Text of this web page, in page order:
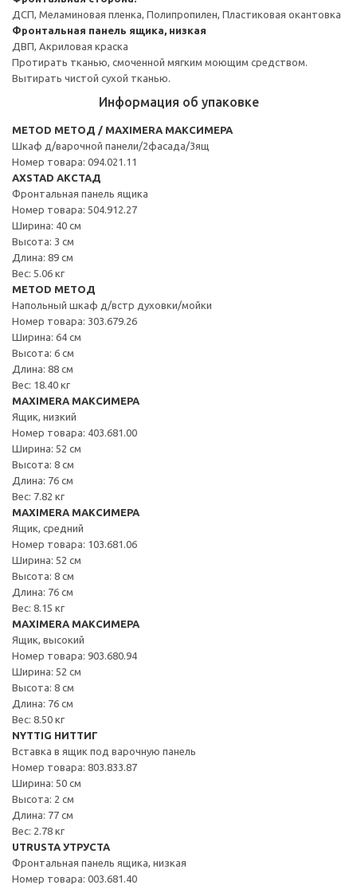
ДСП, Меламиновая пленка, Полипропилен, Пластиковая окантовка
Фронтальная панель ящика, низкая
ДВП, Акриловая краска
Протирать тканью, смоченной мягким моющим средством.
Вытирать чистой сухой тканью.
Информация об упаковке
METOD МЕТОД / MAXIMERA МАКСИМЕРА
Шкаф д/варочной панели/2фасада/3ящ
Номер товара: 094.021.11
AXSTAD АКСТАД
Фронтальная панель ящика
Номер товара: 504.912.27
Ширина: 40 см
Высота: 3 см
Длина: 89 см
Вес: 5.06 кг
METOD МЕТОД
Напольный шкаф д/встр духовки/мойки
Номер товара: 303.679.26
Ширина: 64 см
Высота: 6 см
Длина: 88 см
Вес: 18.40 кг
MAXIMERA МАКСИМЕРА
Ящик, низкий
Номер товара: 403.681.00
Ширина: 52 см
Высота: 8 см
Длина: 76 см
Вес: 7.82 кг
MAXIMERA МАКСИМЕРА
Ящик, средний
Номер товара: 103.681.06
Ширина: 52 см
Высота: 8 см
Длина: 76 см
Вес: 8.15 кг
MAXIMERA МАКСИМЕРА
Ящик, высокий
Номер товара: 903.680.94
Ширина: 52 см
Высота: 8 см
Длина: 76 см
Вес: 8.50 кг
NYTTIG НИТТИГ
Вставка в ящик под варочную панель
Номер товара: 803.833.87
Ширина: 50 см
Высота: 2 см
Длина: 77 см
Вес: 2.78 кг
UTRUSTA УТРУСТА
Фронтальная панель ящика, низкая
Номер товара: 003.681.40